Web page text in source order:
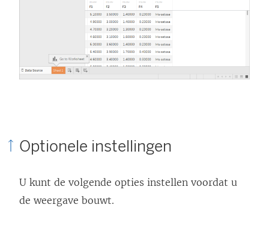
Optionele instellingen
U kunt de volgende opties instellen voordat u
de weergave bouwt.